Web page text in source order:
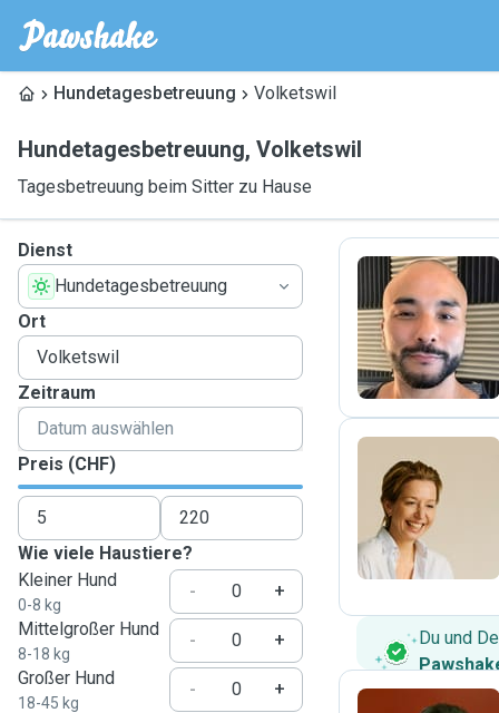
Hundetagesbetreuung Volketswil
Hundetagesbetreuung, Volketswil
Tagesbetreuung beim Sitter zu Hause
Dienst
Hundetagesbetreuung
Ort
Zeitraum
Preis (CHF)
Wie viele Haustiere?
Kleiner Hund
0-8 kg
-
+
Mittelgroßer Hund
8-18 kg
-
+
Großer Hund
18-45 kg
-
+
K
B
Du und